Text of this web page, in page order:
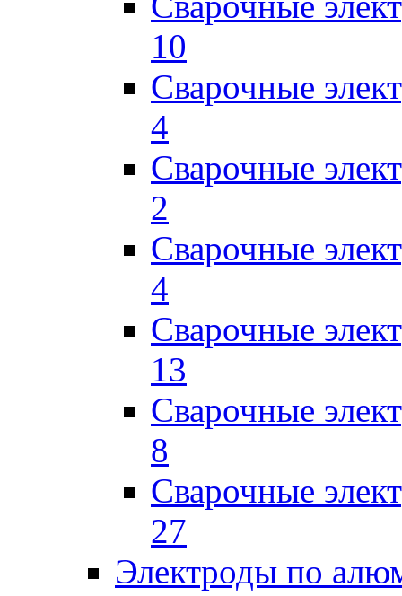
10
Сварочные
4
Сварочные
2
Сварочные
4
Сварочные
13
Сварочные
8
Сварочные
27
Электроды по